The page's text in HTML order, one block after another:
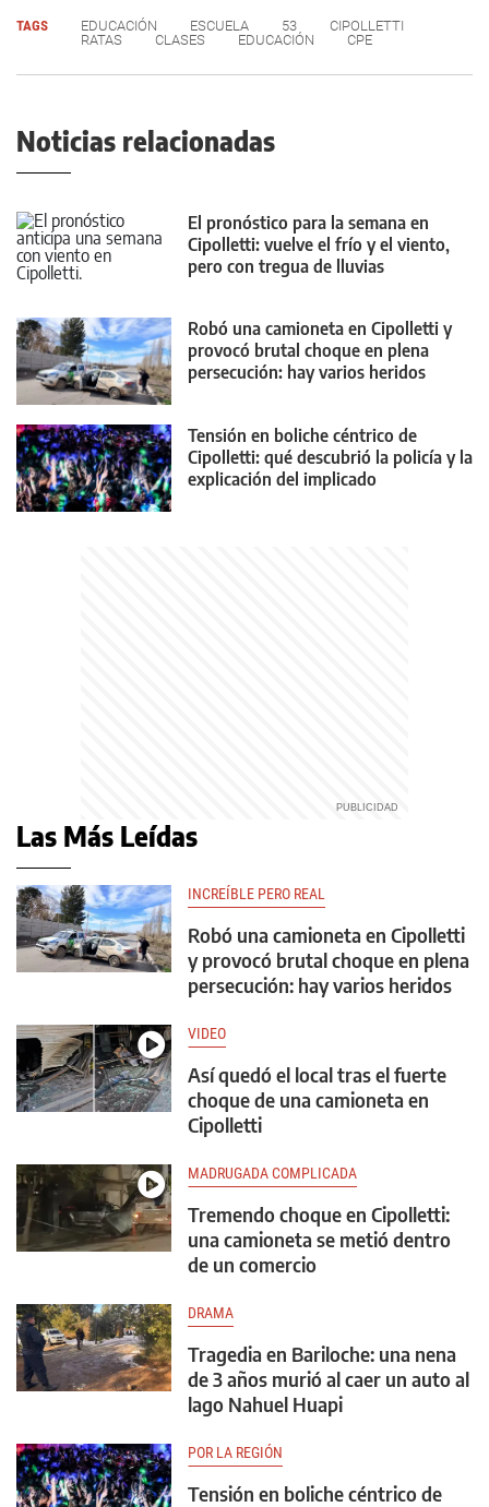
TAGS EDUCACIÓN ESCUELA 53
CIPOLLETTI
RATAS
CLASES EDUCACIÓN CPE
Noticias relacionadas
El pronóstico para la semana en
Cipolletti: vuelve el frío y el viento,
pero con tregua de lluvias
Robó una camioneta en Cipolletti y
provocó brutal choque en plena
persecución: hay varios heridos
Tensión en boliche céntrico de
Cipolletti: qué descubrió la policía y la
explicación del implicado
Las Más Leídas
INCREÍBLE PERO REAL
Robó una camioneta en Cipolletti
y provocó brutal choque en plena
persecución: hay varios heridos
VIDEO
Así quedó el local tras el fuerte
choque de una camioneta en
Cipolletti
MADRUGADA COMPLICADA
Tremendo choque en Cipolletti:
una camioneta se metió dentro
de un comercio
DRAMA
Tragedia en Bariloche: una nena
de 3 años murió al caer un auto al
lago Nahuel Huapi
POR LA REGIÓN
Tensión en boliche céntrico de